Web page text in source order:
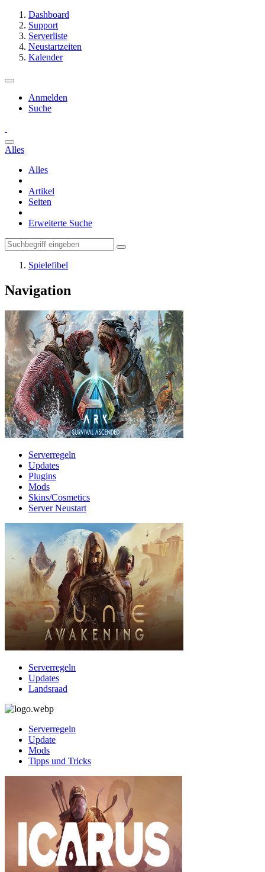
Dashboard
Support
Serverliste
Neustartzeiten
Kalender
Anmelden
Suche
Alles
Alles
Artikel
Seiten
Erweiterte Suche
Spielefibel
Navigation
Serverregeln
Updates
Plugins
Mods
Skins/Cosmetics
Server Neustart
Serverregeln
Updates
Landsraad
Serverregeln
Update
Mods
Tipps und Tricks